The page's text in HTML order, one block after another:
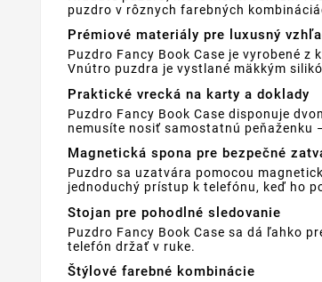
puzdro v rôznych farebných
Prémiové materiály pre luxusný
Puzdro Fancy Book Case je vyrobené
Vnútro puzdra je vystlané mäkkým
Praktické vrecká na karty a doklady
Puzdro Fancy Book Case disponuje
nemusíte nosiť samostatnú peňaženku
Magnetická spona pre bezpečné
Puzdro sa uzatvára pomocou
jednoduchý prístup k telefónu, keď ho
Stojan pre pohodlné sledovanie
Puzdro Fancy Book Case sa dá ľahko
telefón držať v ruke.
Štýlové farebné kombinácie